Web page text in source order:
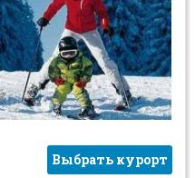
Выбрать курорт